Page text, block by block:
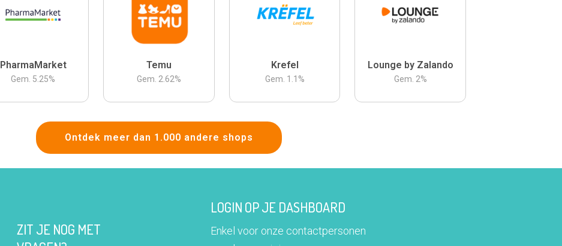
PharmaMarket
Gem. 5.25%
Temu
Gem. 2.62%
Krefel
Gem. 1.1 %
Lounge by Zalando
Gem. 2%
Ontdek meer dan 1.000 andere shops
ZIT JE NOG MET
LOGIN OP JE DASHBOARD
Enkel voor onze contactpersonen